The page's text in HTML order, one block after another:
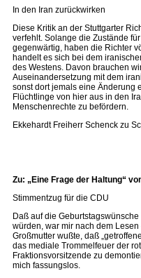
In den Iran zurückwirken
Diese Kritik an der Stuttgarter
verfehlt. Solange die Zustände
gegenwärtig, haben die Richter
handelt es sich bei dem
des Westens. Davon brauchen
Auseinandersetzung mit dem
sonst dort jemals eine Änderung
Flüchtlinge von hier aus in den
Menschenrechte zu befördern.
Ekkehardt Freiherr Schenck zu
Zu: „Eine Frage der Haltung“
Stimmentzug für die CDU
Daß auf die
würden, war mir nach dem
Großmutter wußte, daß
das mediale Trommelfeuer der
Fraktionsvorsitzende zu
mich fassungslos.